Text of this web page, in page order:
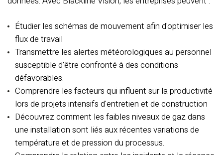
Étudier les schémas de mouvement afin d'optimiser les
flux de travail
Transmettre les alertes météorologiques au personnel
susceptible d'être confronté à des conditions
défavorables.
Comprendre les facteurs qui influent sur la productivité
lors de projets intensifs d'entretien et de construction
Découvrez comment les faibles niveaux de gaz dans
une installation sont liés aux récentes variations de
température et de pression du processus.